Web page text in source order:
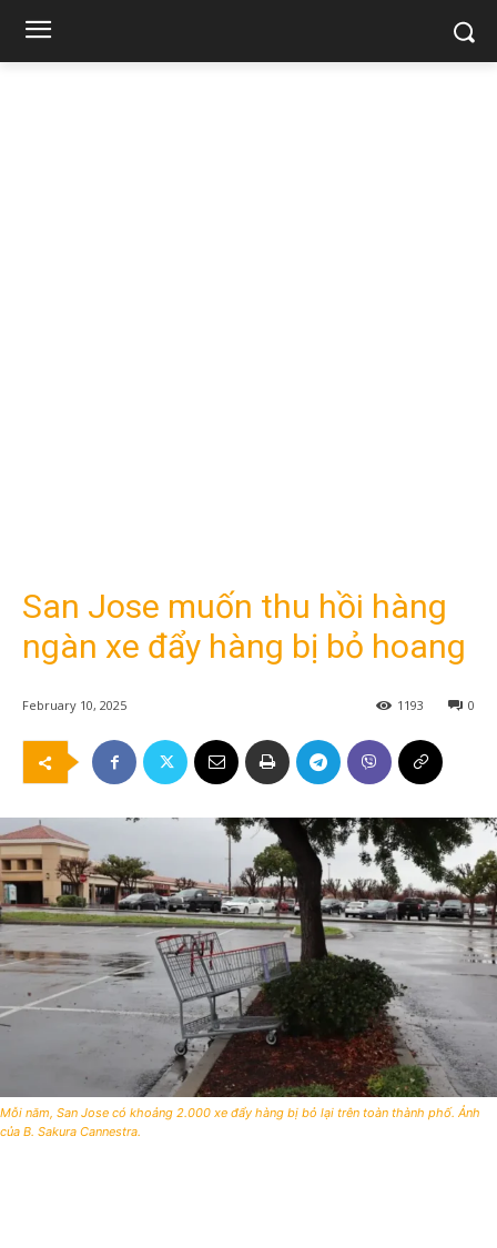
San Jose muốn thu hồi hàng
ngàn xe đẩy hàng bị bỏ hoang
February 10, 2025 0
1193
Mỗi năm, San Jose có khoảng 2.000 xe đẩy hàng bị bỏ lại trên toàn thành phố. Ảnh
của B. Sakura Cannestra.